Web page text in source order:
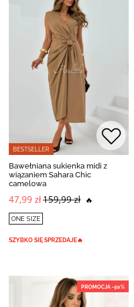
BESTSELLER
Bawełniana sukienka midi z
wiązaniem Sahara Chic
camelowa
47,99 zł159,99 zł 🔥
ONE SIZE
SZYBKO SIĘ SPRZEDAJE🔥
PROMOCJA -50%